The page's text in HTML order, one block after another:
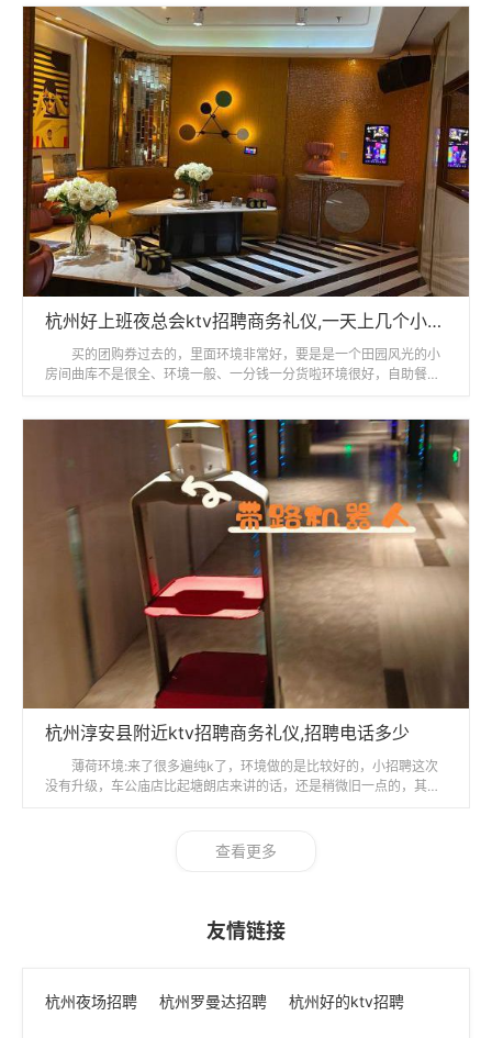
杭州好上班夜总会ktv招聘商务礼仪,一天上几个小时班
买的团购券过去的，里面环境非常好，要是是一个田园风光的小
房间曲库不是很全、环境一般、一分钱一分货啦环境很好，自助餐的
杭州淳安县附近ktv招聘商务礼仪,招聘电话多少
薄荷环境:来了很多遍纯k了，环境做的是比较好的，小招聘这次
没有升级，车公庙店比起塘朗店来讲的话，还是稍微旧一点的，其实
查看更多
友情链接
杭州夜场招聘 杭州罗曼达招聘 杭州好的ktv招聘